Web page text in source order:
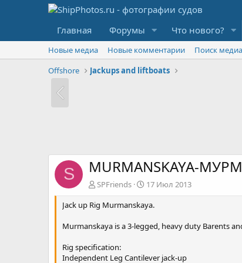
Главная Форумы Что нового?
Новые медиа Новые комментарии
Поиск медиа
Offshore
Jackups and liftboats
S MURMANSKAYA-
SPFriends
17 Июл 2013
Jack up Rig Murmanskaya.
Murmanskaya is a 3-legged, heavy duty Barents
Rig specification:
Independent Leg Cantilever jack-up